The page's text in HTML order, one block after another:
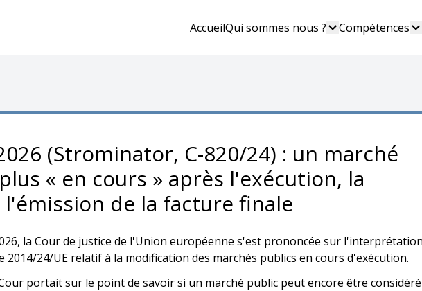
AccueilQui sommes nous ? Compétences
(Strominator, C-820/24) : un marché
« en cours » après l'exécution, la
de la facture finale
la Cour de justice de l'Union européenne s'est prononcée sur
2014/24/UE relatif à la modification des marchés publics en cours d'exécution.
portait sur le point de savoir si un marché public peut encore être considéré